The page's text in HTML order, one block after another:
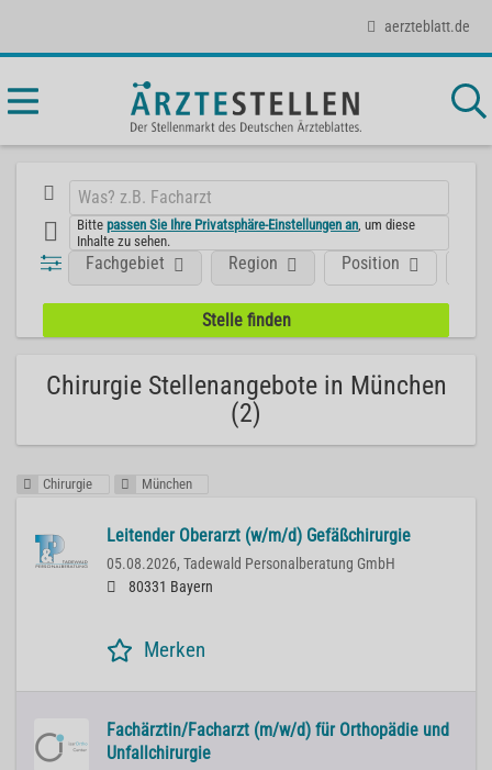
aerzteblatt.de
Bittepassen Sie Ihre Privatsphäre-Einstellungen an , um diese
Inhalte zu sehen.
Position
Fachgebiet Region
Chirurgie Stellenangebote in München
(2)
Chirurgie München
Leitender Oberarzt (w/m/d) Gefäßchirurgie
05.08.2026, Tadewald Personalberatung GmbH
80331 Bayern
Merken
Fachärztin/Facharzt (m/w/d) für Orthopädie und
Unfallchirurgie